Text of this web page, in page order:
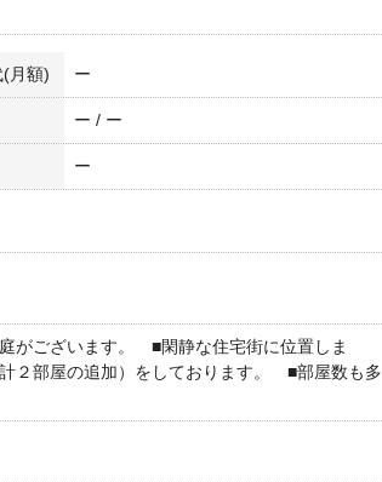
月額) ー
ー / ー
ー
がございます。 ■閑静な住宅街に位置しま
２部屋の追加）をしております。 ■部屋数も多